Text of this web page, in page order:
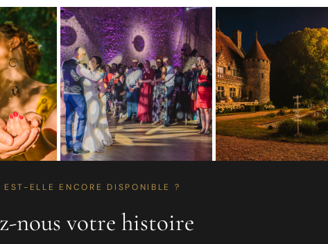
EST-ELLE ENCORE DISPONIBLE ?
nous votre histoire